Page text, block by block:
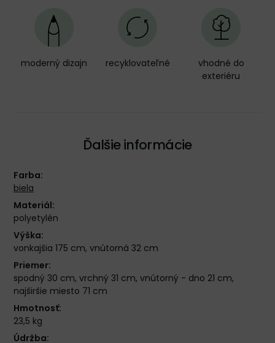
moderný dizajn recyklovateľné
vhodné do
exteriéru
Ďalšie informácie
Farba:
biela
Materiál:
polyetylén
Výška:
vonkajšia 175 cm, vnútorná 32 cm
Priemer:
spodný 30 cm, vrchný 31 cm, vnútorný - dno 21 cm,
najširšie miesto 71 cm
Hmotnosť:
23,5 kg
Údržba: